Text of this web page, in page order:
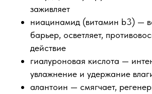
заживляет
ниацинамид (витамин b3) —
барьер, осветляет,
действие
гиалуроновая кислота —
увлажнение и удержание
алантоин — смягчает,